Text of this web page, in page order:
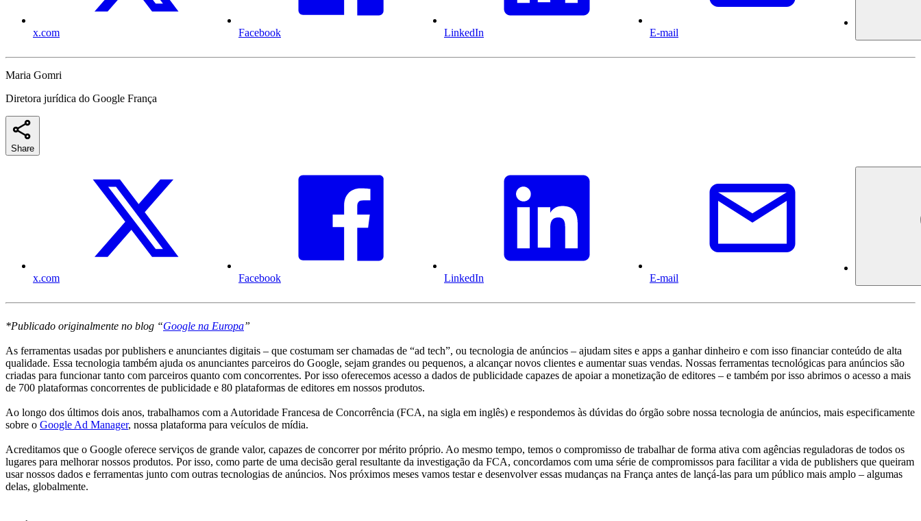
x.com Facebook LinkedIn E-mail
Maria Gomri
Diretora jurídica do Google França
Share
x.com Facebook LinkedIn E-mail
*Publicado originalmente no blog “Google na Europa”
As ferramentas usadas por publishers e anunciantes digitais – que costumam ser chamadas de “ad tech”, ou tecnologia de anúncios – ajudam sites e apps a ganhar dinheiro e com isso financiar conteúdo de alta
qualidade. Essa tecnologia também ajuda os anunciantes parceiros do Google, sejam grandes ou pequenos, a alcançar novos clientes e aumentar suas vendas. Nossas ferramentas tecnológicas para anúncios são
criadas para funcionar tanto com parceiros quanto com concorrentes. Por isso oferecemos acesso a dados de publicidade capazes de apoiar a monetização de editores – e também por isso abrimos o acesso a mais
de 700 plataformas concorrentes de publicidade e 80 plataformas de editores em nossos produtos.
Ao longo dos últimos dois anos, trabalhamos com a Autoridade Francesa de Concorrência (FCA, na sigla em inglês) e respondemos às dúvidas do órgão sobre nossa tecnologia de anúncios, mais especificamente
sobre o Google Ad Manager, nossa plataforma para veículos de mídia.
Acreditamos que o Google oferece serviços de grande valor, capazes de concorrer por mérito próprio. Ao mesmo tempo, temos o compromisso de trabalhar de forma ativa com agências reguladoras de todos os
lugares para melhorar nossos produtos. Por isso, como parte de uma decisão geral resultante da investigação da FCA, concordamos com uma série de compromissos para facilitar a vida de publishers que queiram
usar nossos dados e ferramentas junto com outras tecnologias de anúncios. Nos próximos meses vamos testar e desenvolver essas mudanças na França antes de lançá-las para um público mais amplo – algumas
delas, globalmente.